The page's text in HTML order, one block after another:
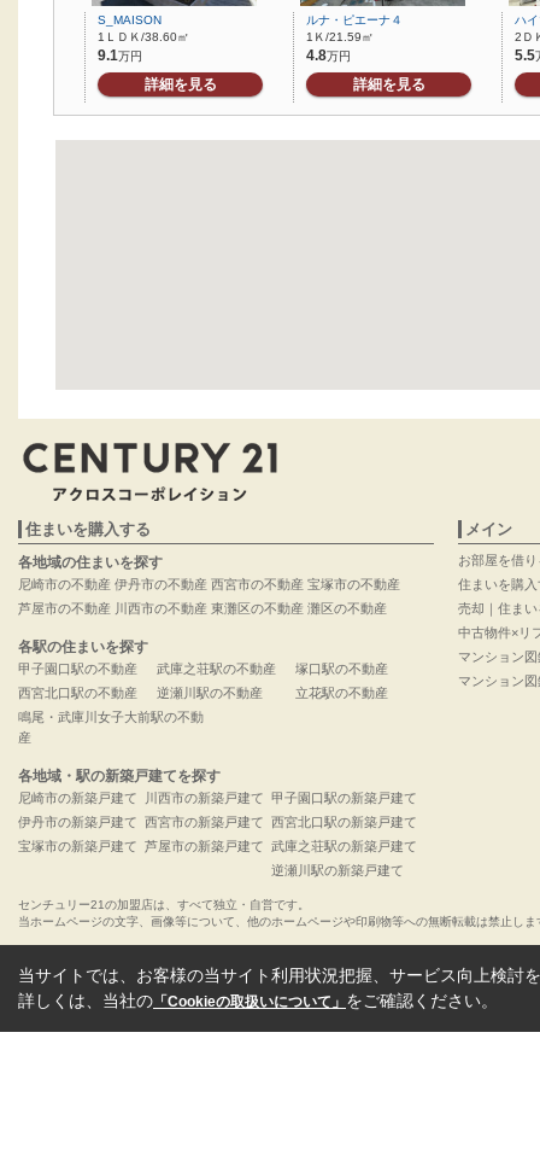
S_MAISON
1ＬＤＫ/38.60㎡
9.1万円
詳細を見る
ルナ・ピエーナ４
1Ｋ/21.59㎡
4.8万円
詳細を見る
ハ
2Ｄ
5.5
住まいを購入する
各地域の住まいを探す
尼崎市の不動産
芦屋市の不動産
伊丹市の不動産
川西市の不動産
西宮市の不動産
東灘区の不動産
宝塚市の不動産
灘区の不動産
各駅の住まいを探す
甲子園口駅の不動産
西宮北口駅の不動産
武庫之荘駅の不動産
逆瀬川駅の不動産
塚口駅の不動産
立花駅の不動産
鳴尾・武庫川女子大前駅の不動
産
各地域・駅の新築戸建てを探す
尼崎市の新築戸建て
伊丹市の新築戸建て
宝塚市の新築戸建て
川西市の新築戸建て
西宮市の新築戸建て
芦屋市の新築戸建て
甲子園口駅の新築戸建て
西宮北口駅の新築戸建て
武庫之荘駅の新築戸建て
逆瀬川駅の新築戸建て
メイン
お部屋を借り
住まいを購入
売却｜住ま
中古物件×リ
マンション
マンション
センチュリー21の加盟店は、すべて独立・自営です。
当ホームページの文字、画像等について、他のホームページや印刷物等への無断転載は禁止しま
当サイトでは、お客様の当サイト利用状況把握、サービス向上検討
詳しくは、当社の 「Cookieの取扱いについて」 をご確認ください。